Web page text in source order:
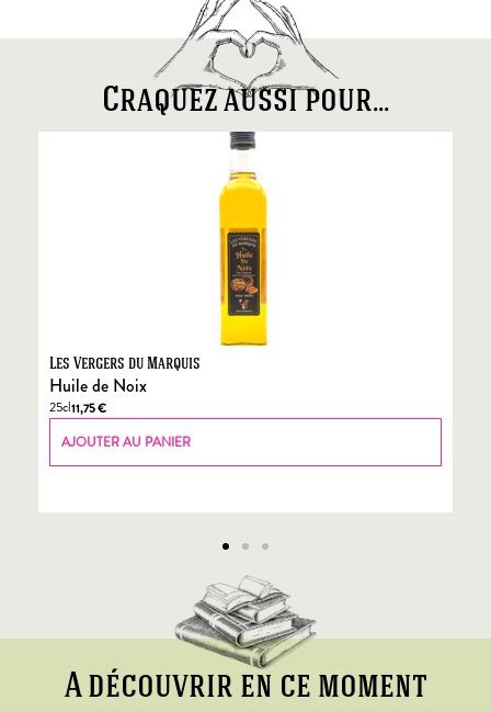
Craquez aussi pour...
Les Vergers du Marquis
Huile de Noix
25cl11,75€
AJOUTER AU PANIER
A découvrir en ce moment